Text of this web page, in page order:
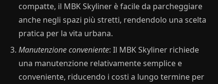
compatte, il MBK Skyliner è facile da parcheggiare
anche negli spazi più stretti, rendendolo una scelta
pratica per la vita urbana.
Manutenzione conveniente: Il MBK Skyliner richiede
una manutenzione relativamente semplice e
conveniente, riducendo i costi a lungo termine per